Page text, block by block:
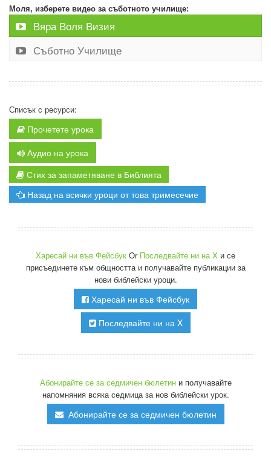
Моля, изберете видео за съботното училище:
Вяра Воля Визия
Съботно Училище
Списък с ресурси:
Прочетете урока
Аудио на урока
Стих за запаметяване в Библията
Назад на всички уроци от това тримесечие
Харесай ни във Фейсбук Or Последвайте ни на X и се
присъединете към общността и получавайте публикации за
нови библейски уроци.
Харесай ни във Фейсбук
Последвайте ни на X
Абонирайте се за седмичен бюлетини получавайте
напомняния всяка седмица за нов библейски урок.
Абонирайте се за седмичен бюлетин